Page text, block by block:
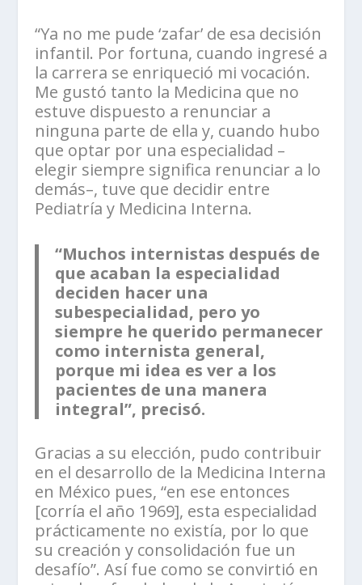
“Ya no me pude ‘zafar’ de esa decisión
infantil. Por fortuna, cuando ingresé a
la carrera se enriqueció mi vocación.
Me gustó tanto la Medicina que no
estuve dispuesto a renunciar a
ninguna parte de ella y, cuando hubo
que optar por una especialidad –
elegir siempre significa renunciar a lo
demás–, tuve que decidir entre
Pediatría y Medicina Interna.
“Muchos internistas después de
que acaban la especialidad
deciden hacer una
subespecialidad, pero yo
siempre he querido permanecer
como internista general,
porque mi idea es ver a los
pacientes de una manera
integral”, precisó.
Gracias a su elección, pudo contribuir
en el desarrollo de la Medicina Interna
en México pues, “en ese entonces
[corría el año 1969], esta especialidad
prácticamente no existía, por lo que
su creación y consolidación fue un
desafío”. Así fue como se convirtió en